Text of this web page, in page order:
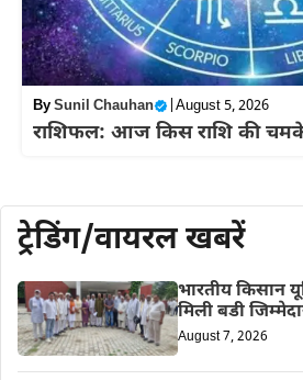
BySunil Chauhan August 5, 2026
राशिफल: आज किस राशि की
ट्रेडिंग/वायरल खबरें
भारतीय किसान
मिली बडी
August 7, 2026